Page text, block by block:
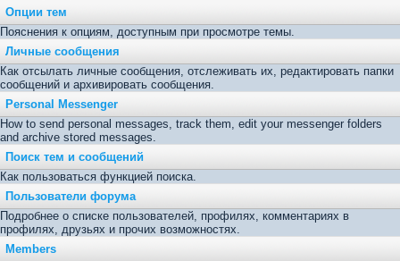
Опции тем
Пояснения к опциям, доступным при просмотре темы.
Личные сообщения
Как отсылать личные сообщения, отслеживать их, редактировать папки
сообщений и архивировать сообщения.
Personal Messenger
How to send personal messages, track them, edit your messenger folders
and archive stored messages.
Поиск тем и сообщений
Как пользоваться функцией поиска.
Пользователи форума
Подробнее о списке пользователей, профилях, комментариях в
профилях, друзьях и прочих возможностях.
Members